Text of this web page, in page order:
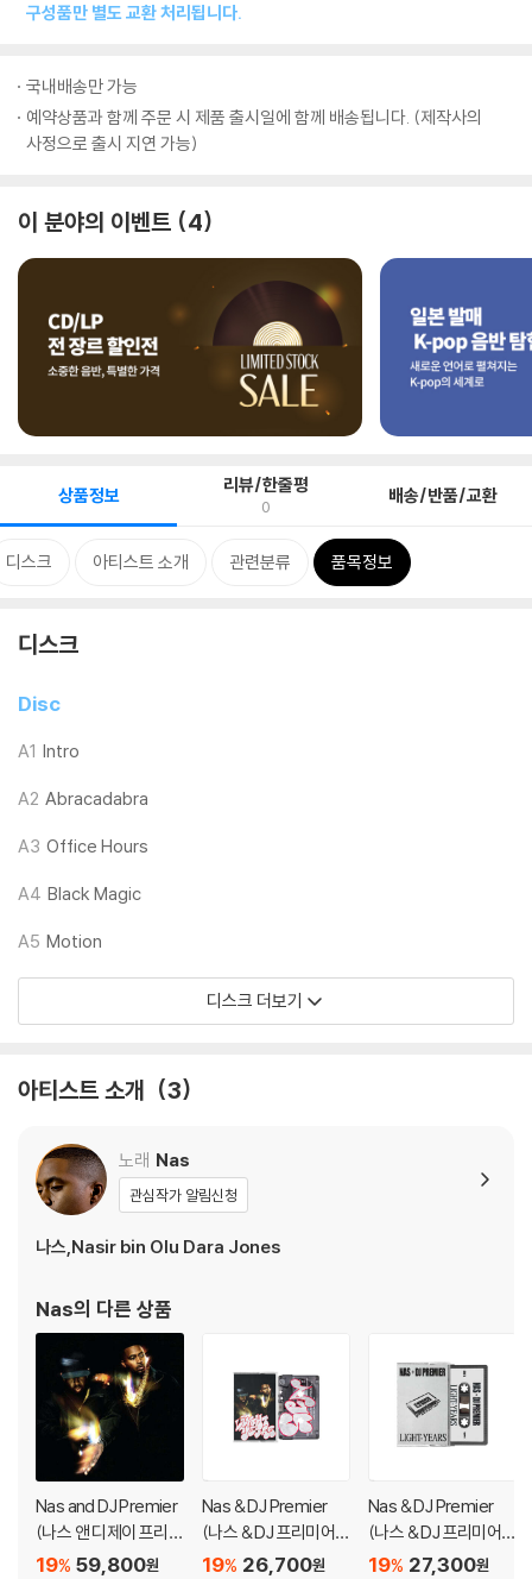
구성품만 별도 교환 처리됩니다.
국내배송만 가능
예약상품과 함께 주문 시 제품 출시일에 함께 배송됩니다. (제작사의
사정으로 출시 지연 가능)
이 분야의 이벤트 4
상품정보 리뷰/한줄평
0 배송/반품/교환
디스크 아티스트 소개 관련분류 품목정보
디스크
Disc
A1 Intro
A2 Abracadabra
A3 Office Hours
A4 Black Magic
A5 Motion
디스크 더보기
아티스트 소개 3
노래 Nas
관심작가 알림신청
나스,Nasir bin Olu Dara Jones
Nas의 다른 상품
Nas and DJ Premier
(나스 앤 디제이 프리미
어) - Light-Years [2
59,800원
19%
Nas & DJ Premier
(나스 & DJ 프리미어)
- Light-Years [카세
26,700원
19%
Nas & DJ Premier
(나스 & DJ 프리미어)
- Light - Years [카세
27,300원
19%